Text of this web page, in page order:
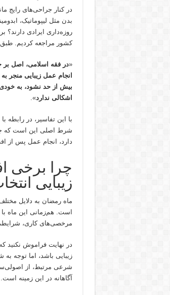
در کنار جراحی‌های رایج
بدن مثل لیپوماتیک،
روزه‌داری ایرادی دارند؟
کشور مراجعه کردیم. طبق
«در فقه اسلامی، اصل بر
انجام عمل زیبایی منجر
بیش از حد نشود، به
اشکالی ندارد».
با این تفاسیر، در رابطه
شرط اصلی این است که
دارد، انجام عمل پس از
چرا برخی
زیبایی
ماه رمضان به دلایل
است. هم‌زمانی این ماه
مرخصی‌های کاری، شرایطی
در نهایت فراموش نکنید
زیبایی باشد، اما توجه
شرعی مرتبط، از
آگاهانه در این زمینه است.